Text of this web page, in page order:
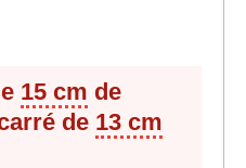
15 cm de
de 13 cm